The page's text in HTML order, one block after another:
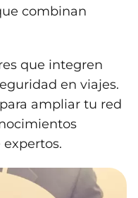
combinan
que integren
en viajes.
ampliar tu red